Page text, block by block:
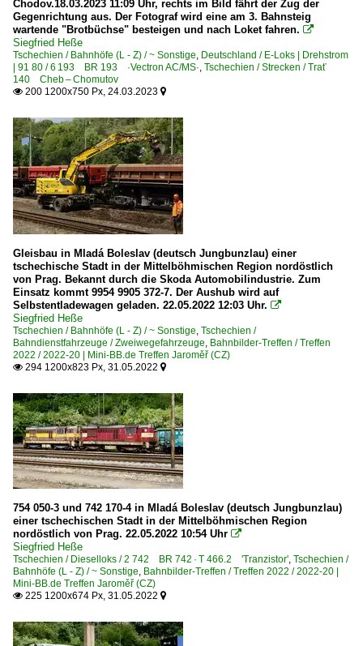
Trať 253 Boří les – Lednice
Trať 255 Zaječí – Čejč – Hodonín
Trať 280 Hranice na Moravě – Střelná (–Púchov)
Trať 281 Valašské Meziříčí – Rožnov pod Radhoštěm
Trať 303 Kojetín – Valašské Meziříčí
Trať 305 Kroměříž – Zborovice
Trať 331 Otrokovice – Vizovice
Trať 334 Kojetín – Tovačov
Trať 340 Brno – Uherské Hradiště
Trať 343 (Nove Mesto nad Vahom–) Javorník nad
Trať Lovečkovice ⨯ Úštěk ex Trať 7k
Strecken | Schmalspur
KBS 228 Jindřichův Hradec – Obrataň
Unternehmen
Advanced World Tranport a.s. ·AWT· bis 05/2015
GW Train Regio a.s., Ústí nad Labem ·GWTR·
KŽC Doprava s.r.o., Prag
Leo Express Tenders s.r.o, Praha ·LET·
PKP Cargo Internationial a.s., Ostrava ·PCI· ex AWT, ab
Viamont DSP a.s. ·VDSP·
Chodov.18.03.2023 11:09 Uhr, rechts im Bild fährt der Zug der
Gegenrichtung aus. Der Fotograf wird eine am 3. Bahnsteig
wartende "Brotbüchse" besteigen und nach Loket fahren. 
Siegfried Heße
Tschechien / Bahnhöfe (L - Z) / ~ Sonstige, Deutschland / E-Loks | Drehstrom
| 91 80 / 6 193 BR 193 ·Vectron AC/MS·, Tschechien / Strecken / Trať
140 Cheb – Chomutov
 200 1200x750 Px, 24.03.2023 
Gleisbau in Mladá Boleslav (deutsch Jungbunzlau) einer
tschechische Stadt in der Mittelböhmischen Region nordöstlich
von Prag. Bekannt durch die Skoda Automobilindustrie. Zum
Einsatz kommt 9954 9905 372-7. Der Aushub wird auf
Selbstentladewagen geladen. 22.05.2022 12:03 Uhr. 
Siegfried Heße
Tschechien / Bahnhöfe (L - Z) / ~ Sonstige, Tschechien /
Bahndienstfahrzeuge / Zweiwegefahrzeuge, Bahnbilder-Treffen / Treffen
2022 / 2022-20 | Mini-BB.de Treffen Jaroměř (CZ)
 294 1200x823 Px, 31.05.2022 
754 050-3 und 742 170-4 in Mladá Boleslav (deutsch Jungbunzlau)
einer tschechischen Stadt in der Mittelböhmischen Region
nordöstlich von Prag. 22.05.2022 10:54 Uhr 
Siegfried Heße
Tschechien / Dieselloks / 2 742 BR 742 · T 466.2 'Tranzistor', Tschechien /
Bahnhöfe (L - Z) / ~ Sonstige, Bahnbilder-Treffen / Treffen 2022 / 2022-20 |
Mini-BB.de Treffen Jaroměř (CZ)
 225 1200x674 Px, 31.05.2022 